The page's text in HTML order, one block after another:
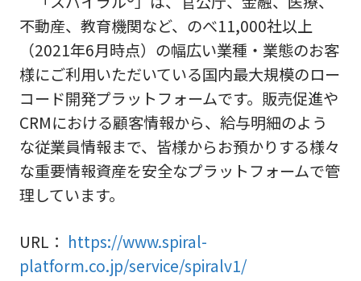
不動産、教育機関など、のべ11,000社以上
（2021年6月時点）の幅広い業種・業態のお客
様にご利用いただいている国内最大規模のロー
コード開発プラットフォームです。販売促進や
CRMにおける顧客情報から、給与明細のよう
な従業員情報まで、皆様からお預かりする様々
な重要情報資産を安全なプラットフォームで管
理しています。
URL： https://www.spiral-
platform.co.jp/service/spiralv1/